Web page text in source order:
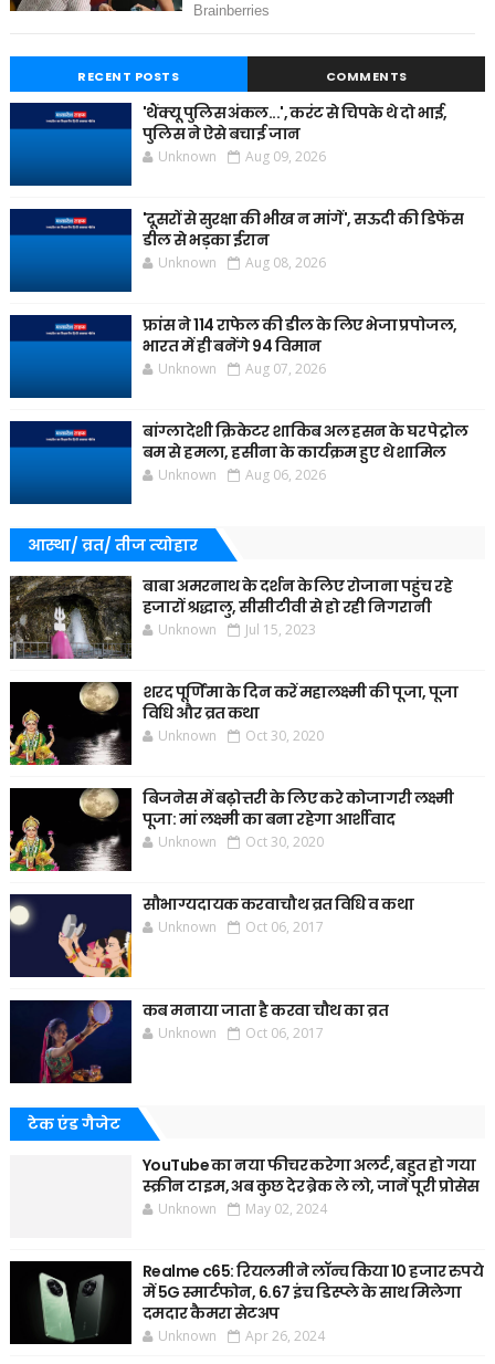
RECENT POSTS COMMENTS
'थैंक्यू पुलिस अंकल...', करंट से चिपके थे दो भाई,
पुलिस ने ऐसे बचाई जान
Unknown Aug 09, 2026
'दूसरों से सुरक्षा की भीख न मांगें', सऊदी की डिफेंस
डील से भड़का ईरान
Unknown Aug 08, 2026
फ्रांस ने 114 राफेल की डील के लिए भेजा प्रपोजल,
भारत में ही बनेंगे 94 विमान
Unknown Aug 07, 2026
बांग्लादेशी क्रिकेटर शाकिब अल हसन के घर पेट्रोल
बम से हमला, हसीना के कार्यक्रम हुए थे शामिल
Unknown Aug 06, 2026
आस्था/ व्रत/ तीज त्‍योहार
बाबा अमरनाथ के दर्शन के लिए रोजाना पहुंच रहे
हजारों श्रद्धालु, सीसीटीवी से हो रही निगरानी
Unknown Jul 15, 2023
शरद पूर्णिमा के दिन करें महालक्ष्मी की पूजा, पूजा
विधि और व्रत कथा
Unknown Oct 30, 2020
बिजनेस में बढ़ोत्तरी के लिए करे कोजागरी लक्ष्मी
पूजा: मां लक्ष्मी का बना रहेगा आर्शीवाद
Unknown Oct 30, 2020
सौभाग्यदायक करवाचौथ व्रत विधि व कथा
Unknown Oct 06, 2017
कब मनाया जाता है करवा चौथ का व्रत
Unknown Oct 06, 2017
टेक एंड गैजेट
YouTube का नया फीचर करेगा अलर्ट, बहुत हो गया
स्क्रीन टाइम, अब कुछ देर ब्रेक ले लो, जानें पूरी प्रोसेस
Unknown May 02, 2024
Realme c65: रियलमी ने लॉन्च किया 10 हजार रुपये
में 5G स्मार्टफोन, 6.67 इंच डिस्प्ले के साथ मिलेगा
दमदार कैमरा सेटअप
Unknown Apr 26, 2024